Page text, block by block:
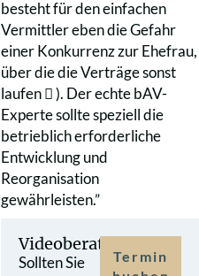
besteht für den einfachen
Vermittler eben die Gefahr
einer Konkurrenz zur Ehefrau,
über die die Verträge sonst
laufen  ). Der echte bAV-
Experte sollte speziell die
betrieblich erforderliche
Entwicklung und
Reorganisation
gewährleisten.”
Videoberatung
Sollten Sie
Termin